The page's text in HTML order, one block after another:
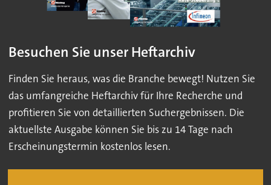
Besuchen Sie unser Heftarchiv
Finden Sie heraus, was die Branche bewegt! Nutzen Sie
das umfangreiche Heftarchiv für Ihre Recherche und
profitieren Sie von detaillierten Suchergebnissen. Die
aktuellste Ausgabe können Sie bis zu 14 Tage nach
Erscheinungstermin kostenlos lesen.